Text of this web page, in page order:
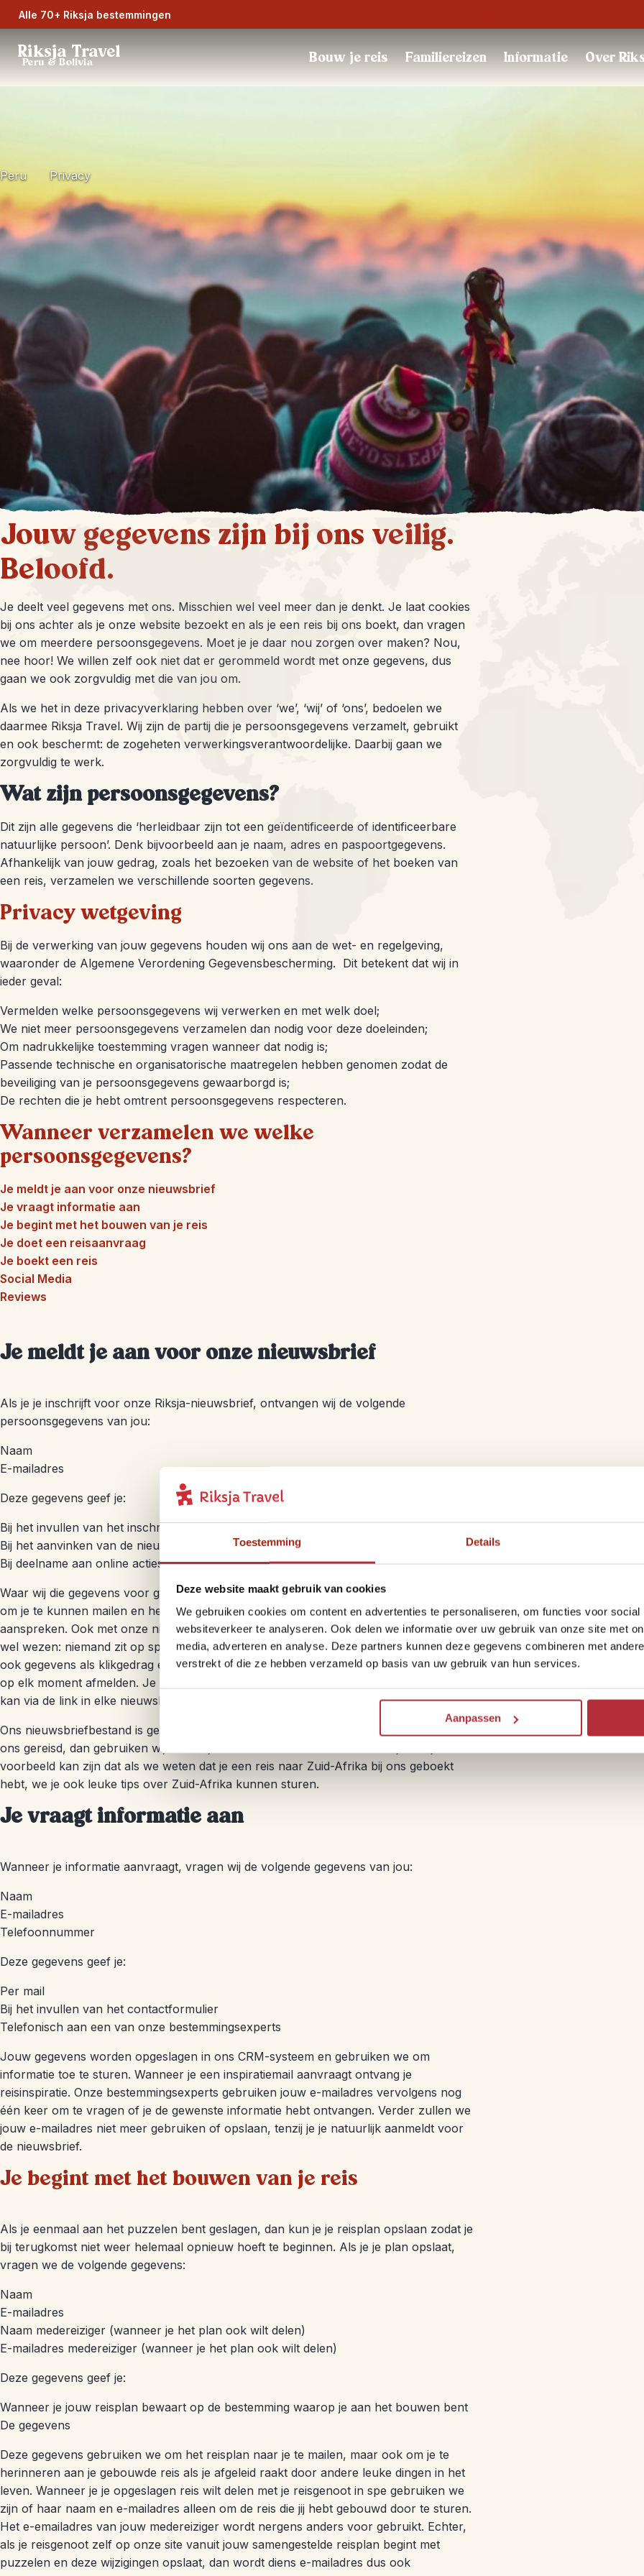
Toestemming Details
Deze website maakt gebruik van cookies
We gebruiken cookies om content en advertenties te personaliseren, om functies voor
websiteverkeer te analyseren. Ook delen we informatie over uw gebruik van onze site met
media, adverteren en analyse. Deze partners kunnen deze gegevens combineren met
verstrekt of die ze hebben verzameld op basis van uw gebruik van hun services.
Aanpassen
Alle 70+ Riksja bestemmingen
Riksja Travel
Peru & Bolivia Bouw je reis Familiereizen Informatie Over
Peru Privacy
Jouw gegevens zijn bij ons veilig.
Beloofd.
Je deelt veel gegevens met ons. Misschien wel veel meer dan je denkt. Je laat cookies
bij ons achter als je onze website bezoekt en als je een reis bij ons boekt, dan vragen
we om meerdere persoonsgegevens. Moet je je daar nou zorgen over maken? Nou,
nee hoor! We willen zelf ook niet dat er gerommeld wordt met onze gegevens, dus
gaan we ook zorgvuldig met die van jou om.
Als we het in deze privacyverklaring hebben over ‘we’, ‘wij’ of ‘ons’, bedoelen we
daarmee Riksja Travel. Wij zijn de partij die je persoonsgegevens verzamelt, gebruikt
en ook beschermt: de zogeheten verwerkingsverantwoordelijke. Daarbij gaan we
zorgvuldig te werk.
Wat zijn persoonsgegevens?
Dit zijn alle gegevens die ‘herleidbaar zijn tot een geïdentificeerde of identificeerbare
natuurlijke persoon’. Denk bijvoorbeeld aan je naam, adres en paspoortgegevens.
Afhankelijk van jouw gedrag, zoals het bezoeken van de website of het boeken van
een reis, verzamelen we verschillende soorten gegevens.
Privacy wetgeving
Bij de verwerking van jouw gegevens houden wij ons aan de wet- en regelgeving,
waaronder de Algemene Verordening Gegevensbescherming. Dit betekent dat wij in
ieder geval:
Vermelden welke persoonsgegevens wij verwerken en met welk doel;
We niet meer persoonsgegevens verzamelen dan nodig voor deze doeleinden;
Om nadrukkelijke toestemming vragen wanneer dat nodig is;
Passende technische en organisatorische maatregelen hebben genomen zodat de
beveiliging van je persoonsgegevens gewaarborgd is;
De rechten die je hebt omtrent persoonsgegevens respecteren.
Wanneer verzamelen we welke
persoonsgegevens?
Je meldt je aan voor onze nieuwsbrief
Je vraagt informatie aan
Je begint met het bouwen van je reis
Je doet een reisaanvraag
Je boekt een reis
Social Media
Reviews
Je meldt je aan voor onze nieuwsbrief
Als je je inschrijft voor onze Riksja-nieuwsbrief, ontvangen wij de volgende
persoonsgegevens van jou:
Naam
E-mailadres
Deze gegevens geef je:
Bij het invullen van het inschrijfformulier voor de nieuwsbrief
Bij het aanvinken van de nieuwsbrief op je aanvraag- of boekingsformulier
Bij deelname aan online acties (zoals via Social Media)
Waar wij die gegevens voor gebruiken? Je e-mailadres hebben we logischerwijs nodig
om je te kunnen mailen en het is toch wel fijn als we weten hoe we je kunnen
aanspreken. Ook met onze nieuwsbrief zijn we graag relevant voor je, want laten we
wel wezen: niemand zit op spam te wachten. Ons nieuwsbriefsysteem slaat daarom
ook gegevens als klikgedrag en activiteit vanuit de nieuwsbrief op. Natuurlijk kun je je
op elk moment afmelden. Je gegevens worden dan op een blacklist gezet. Afmelden
kan via de link in elke nieuwsbrief, of stuur een mailtje naar
info@riksjatravel.nl.
Ons nieuwsbriefbestand is gelinkt aan ons reserveringssysteem. Heb je al eens met
ons gereisd, dan gebruiken wij tevens je reisinformatie om relevant voor je te zijn. Een
voorbeeld kan zijn dat als we weten dat je een reis naar Zuid-Afrika bij ons geboekt
hebt, we je ook leuke tips over Zuid-Afrika kunnen sturen.
Je vraagt informatie aan
Wanneer je informatie aanvraagt, vragen wij de volgende gegevens van jou:
Naam
E-mailadres
Telefoonnummer
Deze gegevens geef je:
Per mail
Bij het invullen van het contactformulier
Telefonisch aan een van onze bestemmingsexperts
Jouw gegevens worden opgeslagen in ons CRM-systeem en gebruiken we om
informatie toe te sturen. Wanneer je een inspiratiemail aanvraagt ontvang je
reisinspiratie. Onze bestemmingsexperts gebruiken jouw e-mailadres vervolgens nog
één keer om te vragen of je de gewenste informatie hebt ontvangen. Verder zullen we
jouw e-mailadres niet meer gebruiken of opslaan, tenzij je je natuurlijk aanmeldt voor
de nieuwsbrief.
Je begint met het bouwen van je reis
Als je eenmaal aan het puzzelen bent geslagen, dan kun je je reisplan opslaan zodat je
bij terugkomst niet weer helemaal opnieuw hoeft te beginnen. Als je je plan opslaat,
vragen we de volgende gegevens:
Naam
E-mailadres
Naam medereiziger (wanneer je het plan ook wilt delen)
E-mailadres medereiziger (wanneer je het plan ook wilt delen)
Deze gegevens geef je:
Wanneer je jouw reisplan bewaart op de bestemming waarop je aan het bouwen bent
De gegevens
Deze gegevens gebruiken we om het reisplan naar je te mailen, maar ook om je te
herinneren aan je gebouwde reis als je afgeleid raakt door andere leuke dingen in het
leven. Wanneer je je opgeslagen reis wilt delen met je reisgenoot in spe gebruiken we
zijn of haar naam en e-mailadres alleen om de reis die jij hebt gebouwd door te sturen.
Het e-emailadres van jouw medereiziger wordt nergens anders voor gebruikt. Echter,
als je reisgenoot zelf op onze site vanuit jouw samengestelde reisplan begint met
puzzelen en deze wijzigingen opslaat, dan wordt diens e-mailadres dus ook